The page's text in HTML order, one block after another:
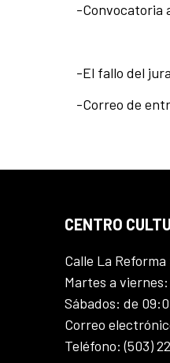
-Convocatoria
-El fallo del
-Correo de
CENTRO
Calle La
Martes a
Sábados: de
Correo
Teléfono: (503)